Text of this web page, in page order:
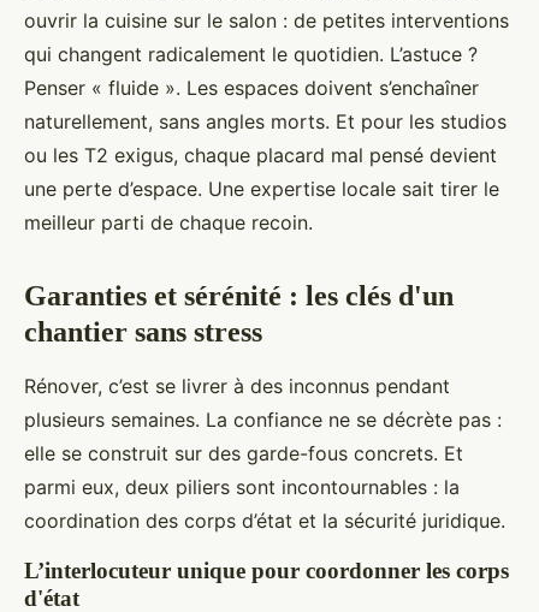
ouvrir la cuisine sur le salon : de petites interventions
qui changent radicalement le quotidien. L’astuce ?
Penser « fluide ». Les espaces doivent s’enchaîner
naturellement, sans angles morts. Et pour les studios
ou les T2 exigus, chaque placard mal pensé devient
une perte d’espace. Une expertise locale sait tirer le
meilleur parti de chaque recoin.
Garanties et sérénité : les clés d'un
chantier sans stress
Rénover, c’est se livrer à des inconnus pendant
plusieurs semaines. La confiance ne se décrète pas :
elle se construit sur des garde-fous concrets. Et
parmi eux, deux piliers sont incontournables : la
coordination des corps d’état et la sécurité juridique.
L’interlocuteur unique pour coordonner les corps
d'état